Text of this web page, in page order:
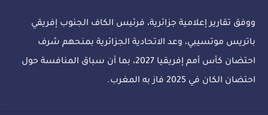
ووفق تقارير إعلامية جزائرية، فرئيس الكاف الجنوب إفريقي
باتريس موتسيبي، وعد الاتحادية الجزائرية بمنحهم شرف
احتضان كأس أمم إفريقيا 2027، بما أن سباق المنافسة حول
احتضان الكان في 2025 فاز به المغرب.